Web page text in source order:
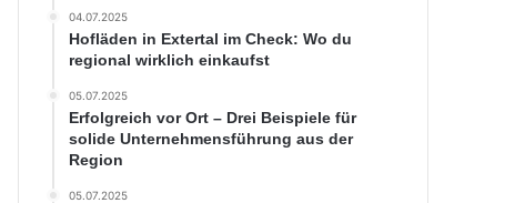
04.07.2025
Hofläden in Extertal im Check: Wo du
regional wirklich einkaufst
05.07.2025
Erfolgreich vor Ort – Drei Beispiele für
solide Unternehmensführung aus der
Region
05.07.2025